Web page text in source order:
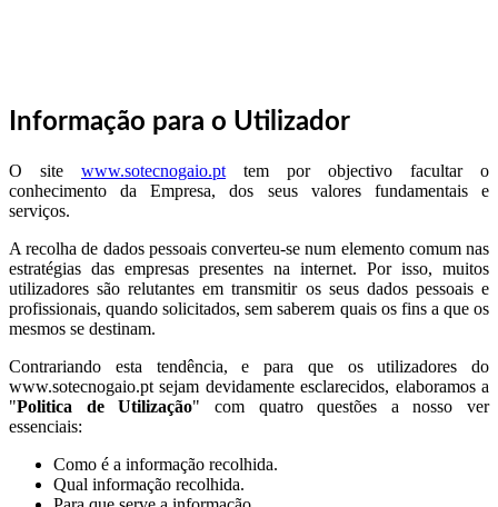
Informação para o Utilizador
O site www.sotecnogaio.pt tem por objectivo facultar o
conhecimento da Empresa, dos seus valores fundamentais e
serviços.
A recolha de dados pessoais converteu-se num elemento comum nas
estratégias das empresas presentes na internet. Por isso, muitos
utilizadores são relutantes em transmitir os seus dados pessoais e
profissionais, quando solicitados, sem saberem quais os fins a que os
mesmos se destinam.
Contrariando esta tendência, e para que os utilizadores do
www.sotecnogaio.pt sejam devidamente esclarecidos, elaboramos a
"Politica de Utilização" com quatro questões a nosso ver
essenciais:
Como é a informação recolhida.
Qual informação recolhida.